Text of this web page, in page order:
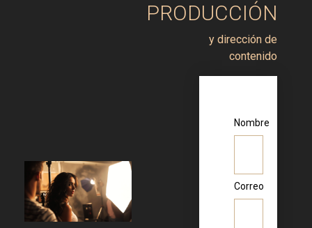
PRODUCCIÓN
y dirección de
contenido
Nombre
Correo